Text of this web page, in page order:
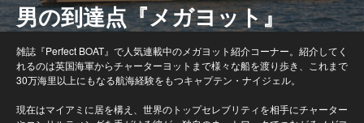
男の到達点『メガヨット』
雑誌『Perfect BOAT』で人気連載中のメガヨット紹介コーナー。紹介してく
れるのは英国海軍からチャーターヨットまで様々な船を渡り歩き、これまで
30万海里以上にもなる航海経験をもつキャプテン・ナイジェル。
現在はマイアミに居を構え、世界のトップセレブリティを相手にチャーター